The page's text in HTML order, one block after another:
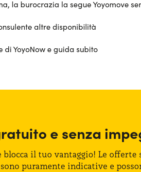
la burocrazia la segue Yoyomove
altre disponibilità
YoyoNow e guida subito
e senza
blocca il tuo vantaggio! Le offerte
puramente indicative e